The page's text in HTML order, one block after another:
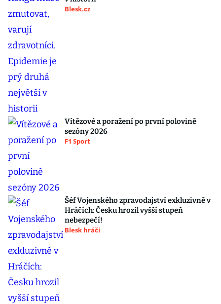
Blesk.cz
Vítězové a poražení po první polovině
sezóny 2026
F1 Sport
Šéf Vojenského zpravodajství exkluzivně v
Hráčích: Česku hrozil vyšší stupeň
nebezpečí!
Blesk hráči